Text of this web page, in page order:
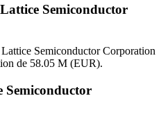
Semiconductor
Semiconductor Corporation
de 58.05 M (EUR).
Semiconductor